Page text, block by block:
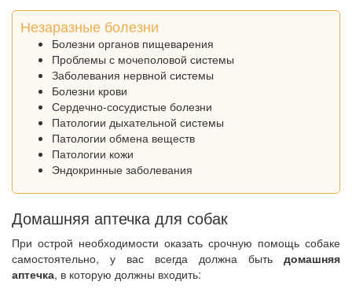
Незаразные болезни
Болезни органов пищеварения
Проблемы с мочеполовой системы
Заболевания нервной системы
Болезни крови
Сердечно-сосудистые болезни
Патологии дыхательной системы
Патологии обмена веществ
Патологии кожи
Эндокринные заболевания
Домашняя аптечка для собак
При острой необходимости оказать срочную помощь собаке
самостоятельно, у вас всегда должна быть домашняя
аптечка, в которую должны входить: